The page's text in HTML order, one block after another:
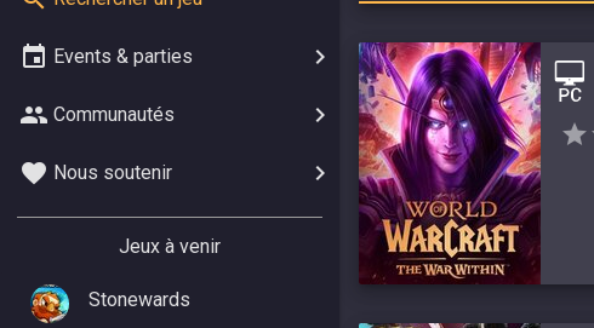
Events & parties
Communautés
Nous soutenir
Jeux à venir
Stonewards